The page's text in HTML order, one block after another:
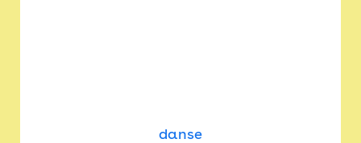
danse